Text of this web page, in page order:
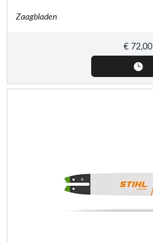
Zaagbladen
€ 72,00